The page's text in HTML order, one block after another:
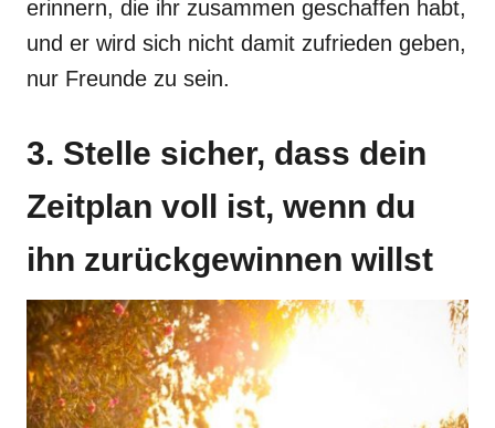
erinnern, die ihr zusammen geschaffen habt,
und er wird sich nicht damit zufrieden geben,
nur Freunde zu sein.
3. Stelle sicher, dass dein
Zeitplan voll ist, wenn du
ihn zurückgewinnen willst